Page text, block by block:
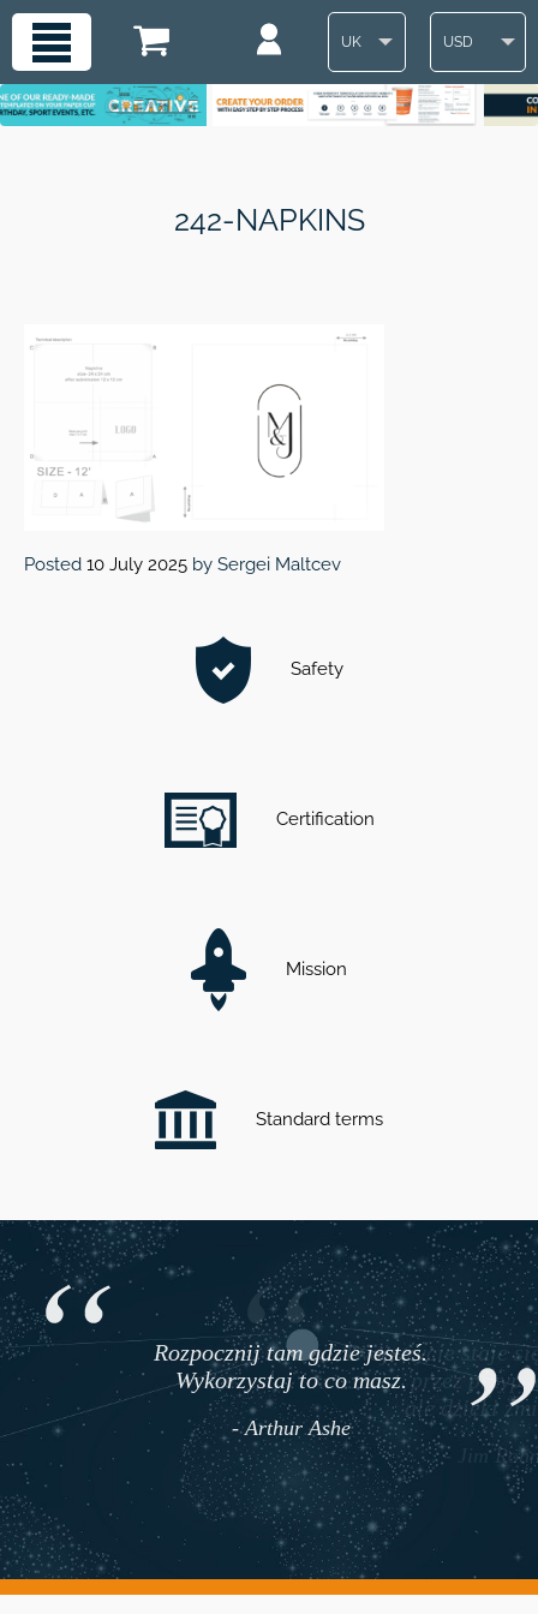
UK USD
242-NAPKINS
Posted 10 July 2025 by Sergei Maltcev
Safety
Certification
Mission
Standard terms
Rozpocznij tam gdzie jesteś.
Wykorzystaj to co masz.
- Arthur Ashe
Twoje życie staje
przez
ale dzięki
- Jim